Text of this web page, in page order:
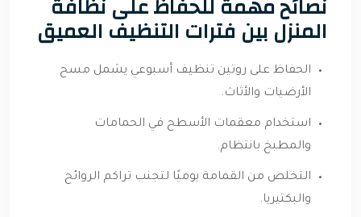
المنزل بين فترات التنظيف العميق
الحفاظ على روتين تنظيف أسبوعي يشمل مسح
الأرضيات والأثاث.
استخدام معقمات الأسطح في الحمامات
والمطبخ بانتظام.
التخلص من القمامة يوميًا لتجنب تراكم الروائح
والبكتيريا.